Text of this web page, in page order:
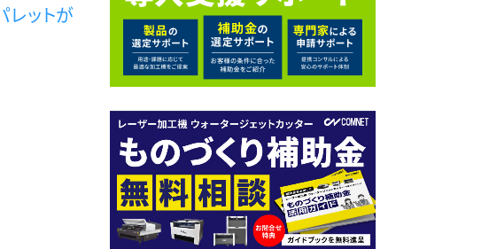
レットが